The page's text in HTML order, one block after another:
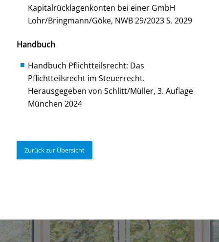
Kapitalrücklagenkonten bei einer GmbH
Lohr/Bringmann/Göke, NWB 29/2023 S. 2029
Handbuch
Handbuch Pflichtteilsrecht: Das
Pflichtteilsrecht im Steuerrecht.
Herausgegeben von Schlitt/Müller, 3. Auflage
München 2024
Zurück zur Übersicht